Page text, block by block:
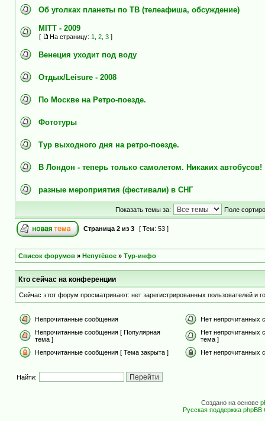
Об уголках планеты по ТВ (телеафиша, обсуждение)
MITT - 2009
[ На страницу: 1 2 3 ]
Венеция уходит под воду
Отдых/Leisure - 2008
По Москве на Ретро-поезде.
Фототуры
Тур выходного дня на ретро-поезде.
В Лондон - теперь только самолетом. Никаких автобусов!
разные мероприятия (фестивали) в СНГ
Показать темы за: Поле
Страница 2 из 3 [ Тем: 53 ]
Список форумов » Непутёвое » Тур-инфо
Кто сейчас на конференции
Сейчас этот форум просматривают: нет зарегистрированных пользователей и
Непрочитанные сообщения
Нет непрочитанных
Непрочитанные сообщения [ Популярная
тема ]
Нет непрочитанных
тема ]
Непрочитанные сообщения [ Тема закрыта ]
Нет непрочитанных
Найти:
Создано на основе
Русская поддержка phpBB